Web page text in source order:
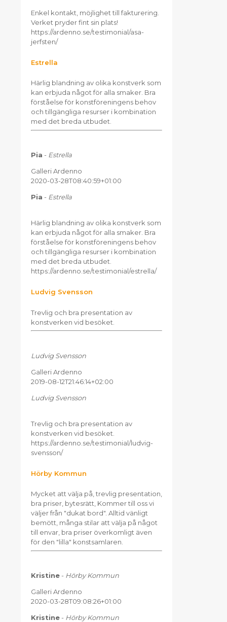
Enkel kontakt, möjlighet till fakturering.
Verket pryder fint sin plats!
https://ardenno.se/testimonial/asa-
jerfsten/
Estrella
Härlig blandning av olika konstverk som
kan erbjuda något för alla smaker. Bra
förståelse för konstföreningens behov
och tillgängliga resurser i kombination
med det breda utbudet.
Pia - Estrella
Galleri Ardenno
2020-03-28T08:40:59+01:00
Pia - Estrella
Härlig blandning av olika konstverk som
kan erbjuda något för alla smaker. Bra
förståelse för konstföreningens behov
och tillgängliga resurser i kombination
med det breda utbudet.
https://ardenno.se/testimonial/estrella/
Ludvig Svensson
Trevlig och bra presentation av
konstverken vid besöket.
Ludvig Svensson
Galleri Ardenno
2019-08-12T21:46:14+02:00
Ludvig Svensson
Trevlig och bra presentation av
konstverken vid besöket.
https://ardenno.se/testimonial/ludvig-
svensson/
Hörby Kommun
Mycket att välja på, trevlig presentation,
bra priser, bytesrätt, Kommer till oss vi
väljer från "dukat bord". Alltid vänligt
bemött, många stilar att välja på något
till envar, bra priser överkomligt även
för den "lilla" konstsamlaren.
Kristine- Hörby Kommun
Galleri Ardenno
2020-03-28T09:08:26+01:00
Kristine- Hörby Kommun